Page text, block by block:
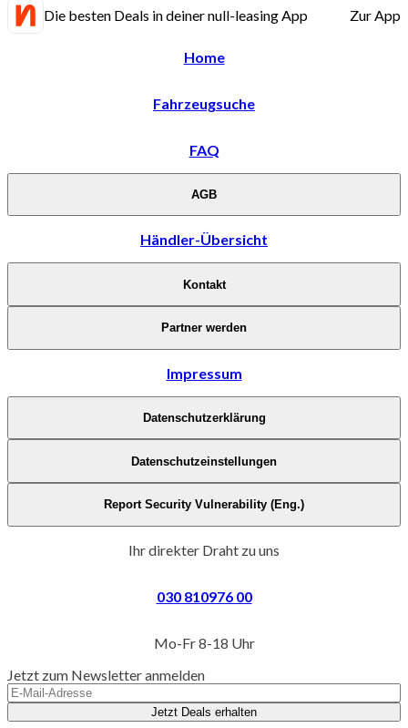
Die besten Deals in deiner null-leasing App Zur App
Home
Fahrzeugsuche
FAQ
AGB
Händler-Übersicht
Kontakt
Partner werden
Impressum
Datenschutzerklärung
Datenschutzeinstellungen
Report Security Vulnerability (Eng.)
Ihr direkter Draht zu uns
030 810976 00
Mo-Fr 8-18 Uhr
Jetzt zum Newsletter anmelden
Jetzt Deals erhalten